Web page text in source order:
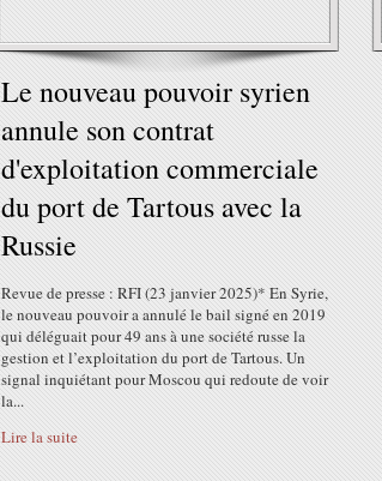
Le nouveau pouvoir syrien
annule son contrat
d'exploitation commerciale
du port de Tartous avec la
Russie
Revue de presse : RFI (23 janvier 2025)* En Syrie,
le nouveau pouvoir a annulé le bail signé en 2019
qui déléguait pour 49 ans à une société russe la
gestion et l’exploitation du port de Tartous. Un
signal inquiétant pour Moscou qui redoute de voir
la...
Lire la suite